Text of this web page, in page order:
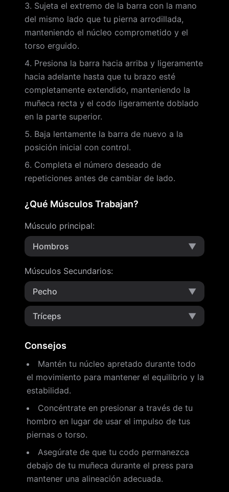
Sujeta el extremo de la barra con la mano
del mismo lado que tu pierna arrodillada,
manteniendo el núcleo comprometido y el
torso erguido.
Presiona la barra hacia arriba y ligeramente
hacia adelante hasta que tu brazo esté
completamente extendido, manteniendo la
muñeca recta y el codo ligeramente doblado
en la parte superior.
Baja lentamente la barra de nuevo a la
posición inicial con control.
Completa el número deseado de
repeticiones antes de cambiar de lado.
¿Qué Músculos Trabajan?
Músculo principal:
Hombros
▼
Músculos Secundarios:
Pecho
▼
Tríceps ▼
Consejos
Mantén tu núcleo apretado durante todo
el movimiento para mantener el equilibrio y la
estabilidad.
Concéntrate en presionar a través de tu
hombro en lugar de usar el impulso de tus
piernas o torso.
Asegúrate de que tu codo permanezca
debajo de tu muñeca durante el press para
mantener una alineación adecuada.